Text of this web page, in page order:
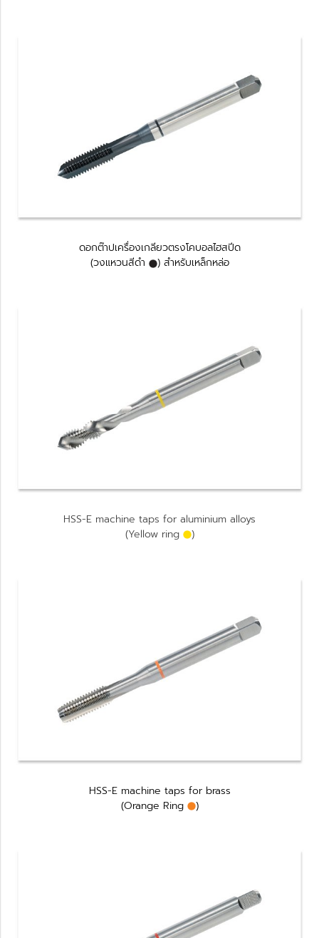
ดอกต๊าปเครื่องเกลียวตรงโคบอลไฮสปีด
(วงแหวนสีดำ
) สำหรับเหล็กหล่อ
HSS-E machine taps for aluminium alloys
(Yellow ring
)
HSS-E machine taps for brass
(Orange Ring
)